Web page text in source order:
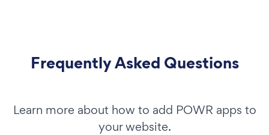
Frequently Asked Questions
Learn more about how to add POWR apps to
your website.